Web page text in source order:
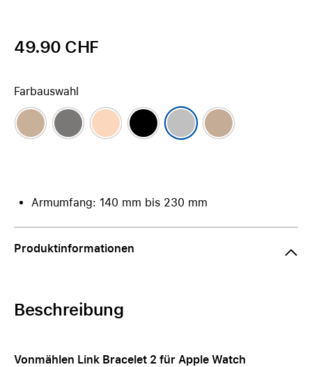
49.90 CHF
Farbauswahl
Armumfang: 140 mm bis 230 mm
Produktinformationen
Beschreibung
Vonmählen Link Bracelet 2 für Apple Watch